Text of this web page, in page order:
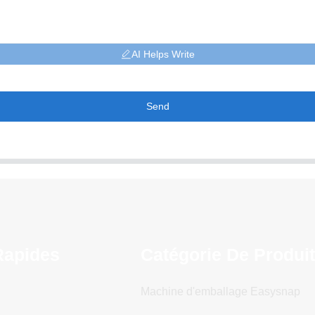
AI Helps Write
Send